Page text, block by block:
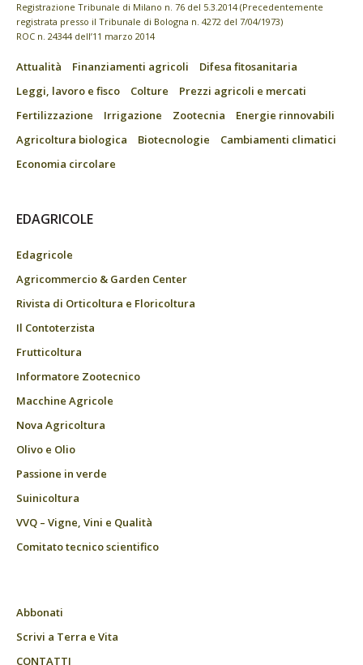
Registrazione Tribunale di Milano n. 76 del 5.3.2014 (Precedentemente
registrata presso il Tribunale di Bologna n. 4272 del 7/04/1973)
ROC n. 24344 dell’11 marzo 2014
Attualità Finanziamenti agricoli
Difesa fitosanitaria
Leggi, lavoro e fisco
Colture
Prezzi agricoli e mercati
Fertilizzazione
Irrigazione Zootecnia
Energie rinnovabili
Agricoltura biologica
Biotecnologie
Cambiamenti climatici
Economia circolare
EDAGRICOLE
Edagricole
Agricommercio & Garden Center
Rivista di Orticoltura e Floricoltura
Il Contoterzista
Frutticoltura
Informatore Zootecnico
Macchine Agricole
Nova Agricoltura
Olivo e Olio
Passione in verde
Suinicoltura
VVQ – Vigne, Vini e Qualità
Comitato tecnico scientifico
Abbonati
Scrivi a Terra e Vita
CONTATTI